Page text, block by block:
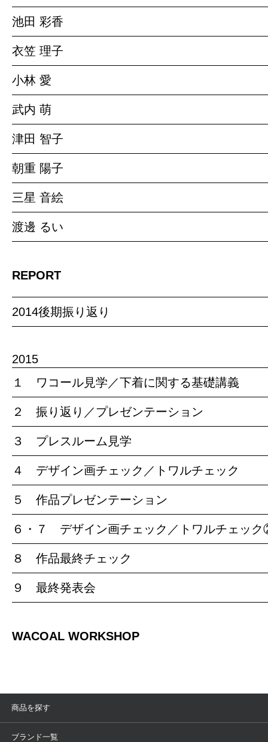
池田 彩香
衣笠 理子
小林 愛
武内 萌
津田 智子
朝重 陽子
三星 音絵
渡邊 るい
REPORT
2014後期振り返り
2015
１ ワコール見学／下着に関する基礎講義
２ 振り返り／プレゼンテーション
３ プレスルーム見学
４ デザイン画チェック／トワルチェック
５ 作品プレゼンテーション
６・７ デザイン画チェック／トワルチェッ
８ 作品最終チェック
９ 最終発表会
WACOAL WORKSHOP
商品を探す
アイテム
ブランド一覧